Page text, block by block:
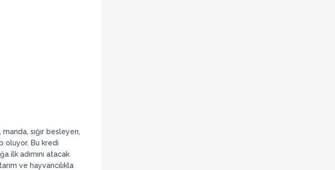
sığır besleyen,
oluyor. Bu kredi
ilk adımını atacak
ve hayvancılıkla